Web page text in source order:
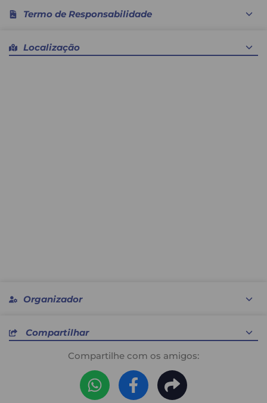
Termo de Responsabilidade
e que se responsabiliza pelos atos e por quaisquer
Localização
Organizador
Circuito Fazendo Campeões
Compartilhar
Compartilhe com os amigos: